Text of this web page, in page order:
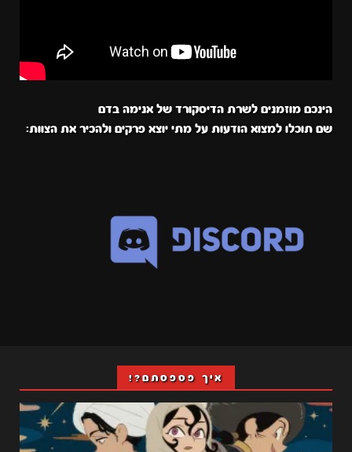
הינכם מוזמנים לשרת הדיסקורד של אנימה בדם
שם תוכלו למצוא הודעות על מתי יוצא פרקים ולהכיר את הצוות:
איך פספסתם?!